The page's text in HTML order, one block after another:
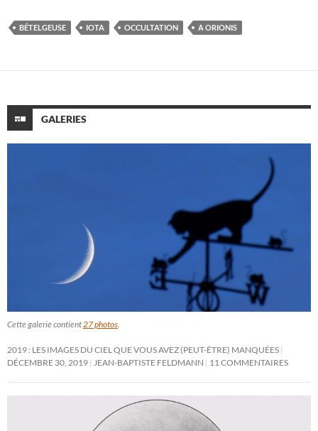
BÉTELGEUSE IOTA OCCULTATION Α ORIONIS
GALERIES
Cette galerie contient 27 photos
2019 : LES IMAGES DU CIEL QUE VOUS AVEZ (PEUT-ÊTRE) MANQUÉES
DÉCEMBRE 30, 2019
JEAN-BAPTISTE FELDMANN 11 COMMENTAIRES